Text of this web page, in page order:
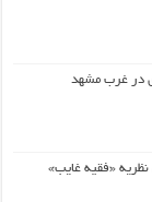
در غرب مشهد
«فقیه غایب»